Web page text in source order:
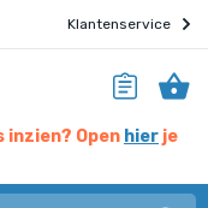
Klantenservice
Open hier je
voor jou